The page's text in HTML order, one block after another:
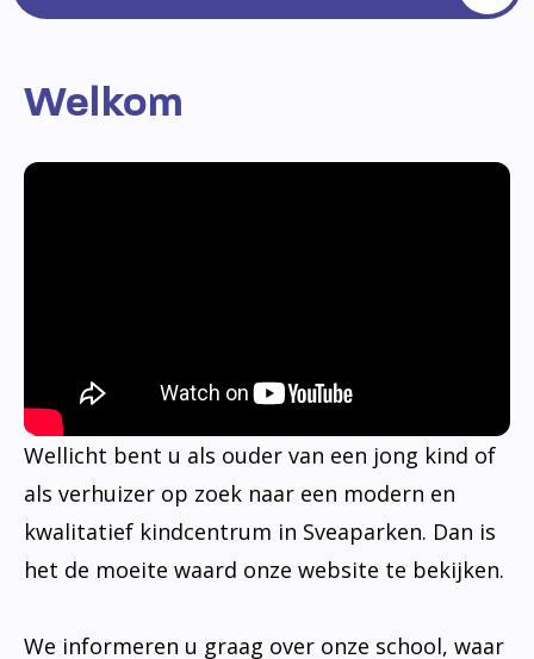
Welkom
Wellicht bent u als ouder van een jong kind of
als verhuizer op zoek naar een modern en
kwalitatief kindcentrum in Sveaparken. Dan is
het de moeite waard onze website te bekijken.
We informeren u graag over onze school, waar